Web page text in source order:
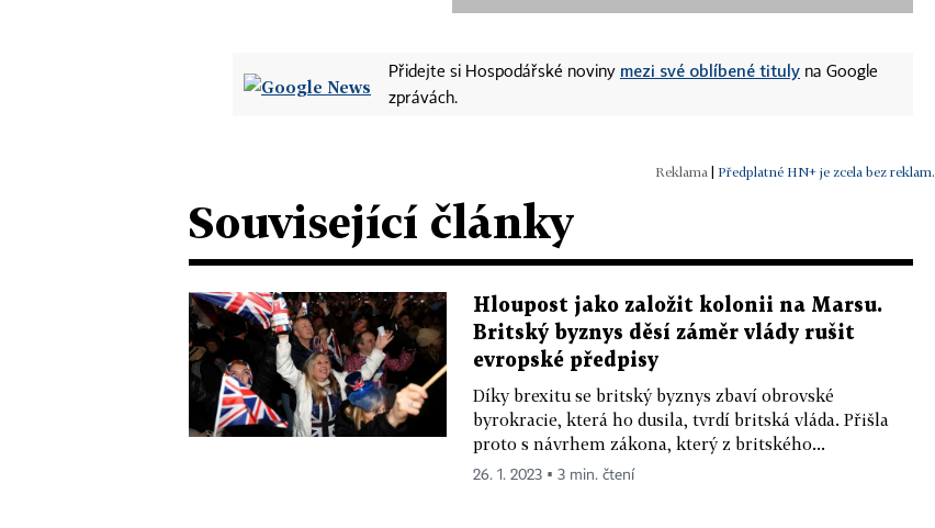
Přidejte si Hospodářské noviny mezi své oblíbené tituly na Google
zprávách.
| Předplatné HN+ je zcela bez reklam.
Související články
Hloupost jako založit kolonii na Marsu.
Britský byznys děsí záměr vlády rušit
evropské předpisy
Díky brexitu se britský byznys zbaví obrovské
byrokracie, která ho dusila, tvrdí britská vláda. Přišla
proto s návrhem zákona, který z britského...
26. 1. 2023 ▪ 3 min. čtení